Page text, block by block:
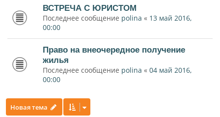
ВСТРЕЧА С ЮРИСТОМ
Последнее сообщение polina « 13 май 2016,
00:00
Право на внеочередное получение
жилья
Последнее сообщение polina « 04 май 2016,
00:00
Новая тема